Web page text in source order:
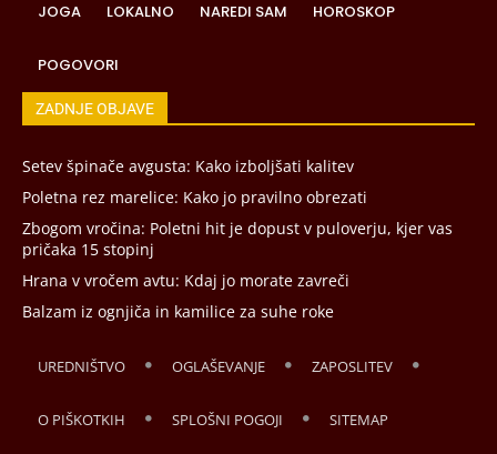
JOGA LOKALNO NAREDI SAM HOROSKOP
POGOVORI
ZADNJE OBJAVE
Setev špinače avgusta: Kako izboljšati kalitev
Poletna rez marelice: Kako jo pravilno obrezati
Zbogom vročina: Poletni hit je dopust v puloverju, kjer vas
pričaka 15 stopinj
Hrana v vročem avtu: Kdaj jo morate zavreči
Balzam iz ognjiča in kamilice za suhe roke
UREDNIŠTVO OGLAŠEVANJE ZAPOSLITEV
O PIŠKOTKIH SPLOŠNI POGOJI SITEMAP